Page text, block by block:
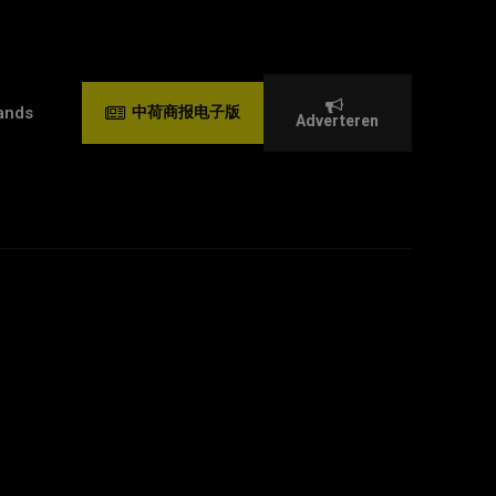
中荷商报电子版 Adverteren